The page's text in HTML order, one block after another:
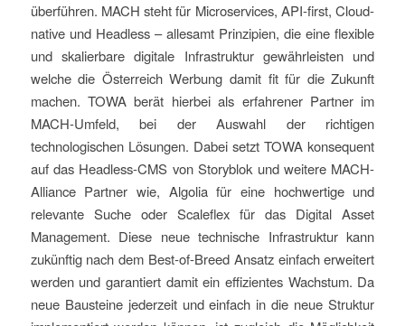
überführen. MACH steht für Microservices, API-first, Cloud-
native und Headless – allesamt Prinzipien, die eine flexible
und skalierbare digitale Infrastruktur gewährleisten und
welche die Österreich Werbung damit fit für die Zukunft
machen. TOWA berät hierbei als erfahrener Partner im
MACH-Umfeld, bei der Auswahl der richtigen
technologischen Lösungen. Dabei setzt TOWA konsequent
auf das Headless-CMS von Storyblok und weitere MACH-
Alliance Partner wie, Algolia für eine hochwertige und
relevante Suche oder Scaleflex für das Digital Asset
Management. Diese neue technische Infrastruktur kann
zukünftig nach dem Best-of-Breed Ansatz einfach erweitert
werden und garantiert damit ein effizientes Wachstum. Da
neue Bausteine jederzeit und einfach in die neue Struktur